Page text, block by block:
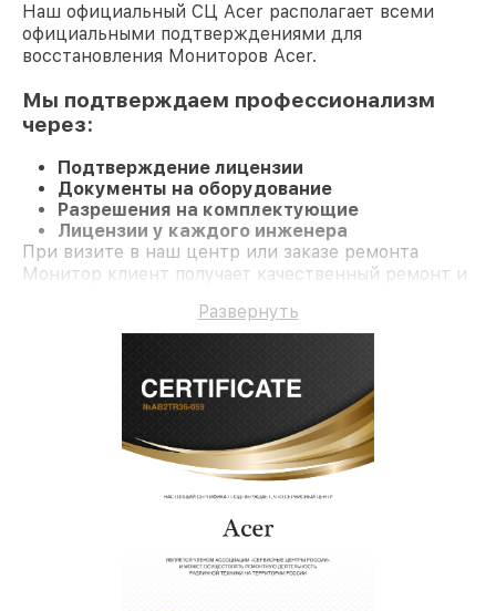
Наш официальный СЦ Acer располагает всеми
официальными подтверждениями для
восстановления Мониторов Acer.
Мы подтверждаем профессионализм
через:
Подтверждение лицензии
Документы на оборудование
Разрешения на комплектующие
Лицензии у каждого инженера
При визите в наш центр или заказе ремонта
Монитор клиент получает качественный ремонт и
Развернуть